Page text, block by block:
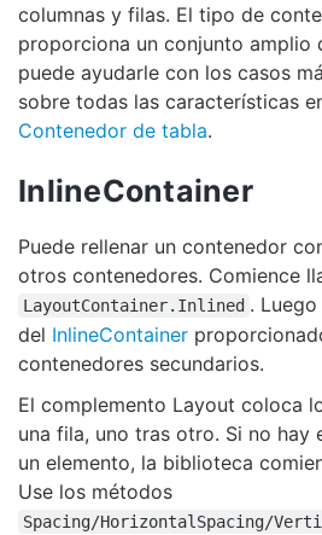
columnas y filas. El tipo de
proporciona un conjunto amplio
puede ayudarle con los casos
sobre todas las características
Contenedor de tabla.
InlineContainer
Puede rellenar un contenedor
otros contenedores. Comience
LayoutContainer.Inlined .
del InlineContainer
contenedores secundarios.
El complemento Layout coloca
una fila, uno tras otro. Si no hay
un elemento, la biblioteca
Use los métodos
Spacing/HorizontalSpacing/